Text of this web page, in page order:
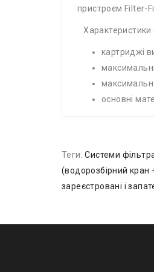
пристроєм Filter-
Характеристики
картриджі
основні
Теги:Системи
(водорозбірний кран
зареєстровані і